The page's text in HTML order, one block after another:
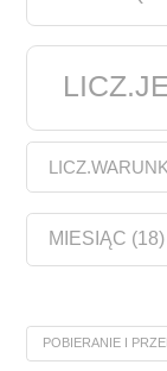
MIESIĄC (18)
POBIERANIE I